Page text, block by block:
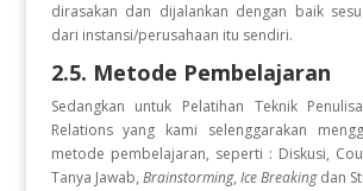
dirasakan dan dijalankan dengan baik
dari instansi/perusahaan itu sendiri.
2.5. Metode Pembelajaran
Sedangkan untuk Pelatihan Teknik
Relationsyang kami selenggarakan
metode pembelajaran, seperti : Diskusi,
Tanya Jawab, Brainstorming, Ice Breakingdan